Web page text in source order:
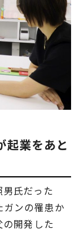
起業をあと
氏だった
ガンの罹患か
開発した